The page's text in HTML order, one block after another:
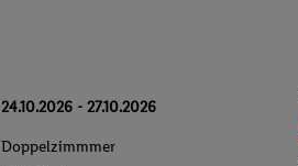
24.10.2026 - 27.10.2026
Doppelzimmmer